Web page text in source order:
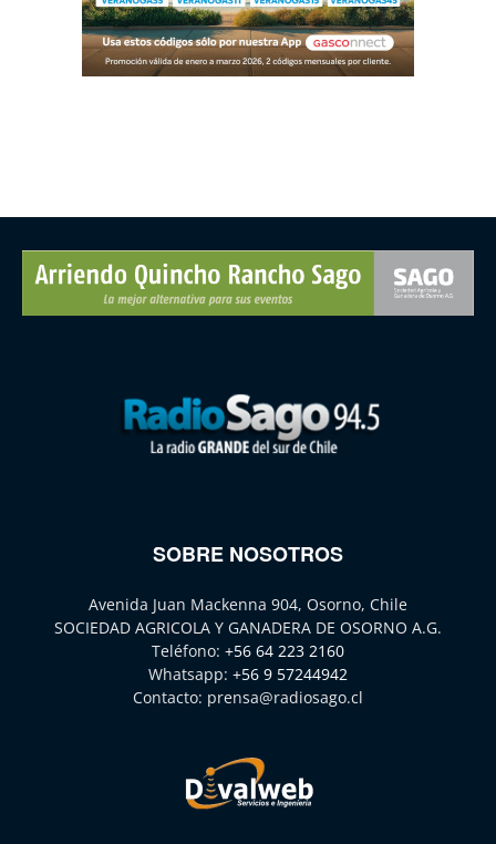
SOBRE NOSOTROS
Avenida Juan Mackenna 904, Osorno, Chile
SOCIEDAD AGRICOLA Y GANADERA DE OSORNO A.G.
Teléfono: +56 64 223 2160
Whatsapp: +56 9 57244942
Contacto: prensa@radiosago.cl